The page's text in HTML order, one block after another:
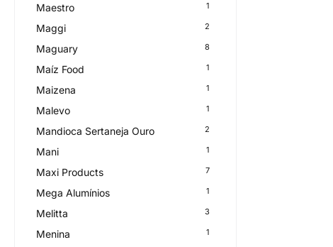
Maestro 1
Maggi 2
Maguary 8
Maíz Food 1
Maizena 1
Malevo 1
Mandioca Sertaneja Ouro 2
Mani 1
Maxi Products 7
Mega Alumínios 1
Melitta 3
Menina 1